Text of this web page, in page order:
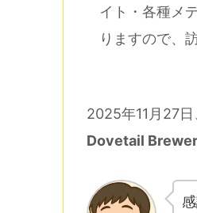
イト・各種メ
りますので、
2025年11月27
Dovetail